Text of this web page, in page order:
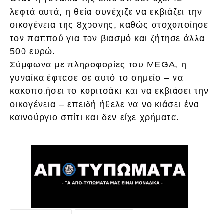
λεφτά αυτά, η θεία συνέχιζε να εκβιάζει την
οικογένεια της 8χρονης, καθώς στοχοποίησε
τον παππού για τον βιασμό και ζήτησε άλλα
500 ευρώ.
Σύμφωνα με πληροφορίες του MEGA, η
γυναίκα έφτασε σε αυτό το σημείο – να
κακοποιήσει το κοριτσάκι και να εκβιάσει την
οικογένεια – επειδή ήθελε να νοικιάσει ένα
καινούργιο σπίτι και δεν είχε χρήματα.